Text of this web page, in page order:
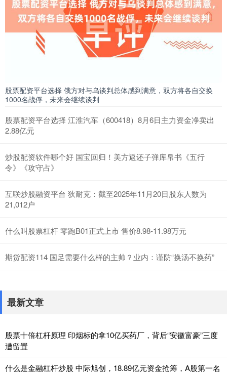
股票配资平台选择 俄方对与乌谈判总体感到满意，双方将各自交换
1000名战俘，未来会继续谈判
股票配资平台选择 江淮汽车（600418）8月6日主力资金净卖出
2.88亿元
炒股配资软件哪个好 国宝回归！美方返还子弹库帛书《五行
令》《攻守占》
互联炒股融资平台 狄耐克：截至2025年11月20日股东人数为
21,012户
什么叫股票杠杆 零跑B01正式上市 售价8.98-11.98万元
期货配资114 国足需要什么样的主帅？业内：谨防“换汤不换药”
最新文章
股票十倍杠杆原理 印烟标的拿10亿买药厂，背后“安徽富豪”三度
遭留置
什么是金融杠杆炒股 中际旭创，18.89亿元资金抢筹，A股第一名